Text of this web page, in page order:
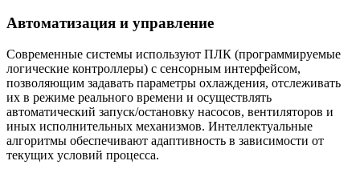
Автоматизация и управление
Современные системы используют ПЛК (программируемые
логические контроллеры) с сенсорным интерфейсом,
позволяющим задавать параметры охлаждения, отслеживать
их в режиме реального времени и осуществлять
автоматический запуск/остановку насосов, вентиляторов и
иных исполнительных механизмов. Интеллектуальные
алгоритмы обеспечивают адаптивность в зависимости от
текущих условий процесса.